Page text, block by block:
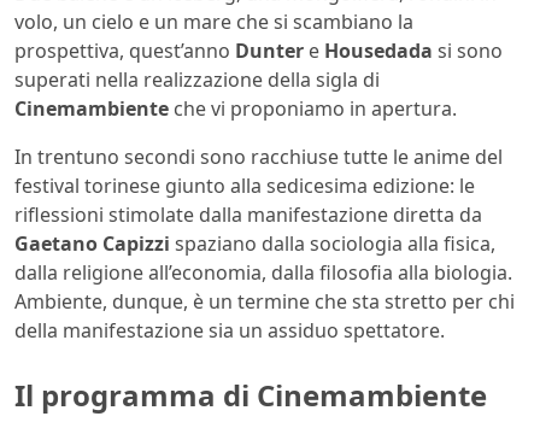
volo, un cielo e un mare che si scambiano la
prospettiva, quest’anno Dunter e Housedada si sono
superati nella realizzazione della sigla di
Cinemambiente che vi proponiamo in apertura.
In trentuno secondi sono racchiuse tutte le anime del
festival torinese giunto alla sedicesima edizione: le
riflessioni stimolate dalla manifestazione diretta da
Gaetano Capizzi spaziano dalla sociologia alla fisica,
dalla religione all’economia, dalla filosofia alla biologia.
Ambiente, dunque, è un termine che sta stretto per chi
della manifestazione sia un assiduo spettatore.
Il programma di Cinemambiente